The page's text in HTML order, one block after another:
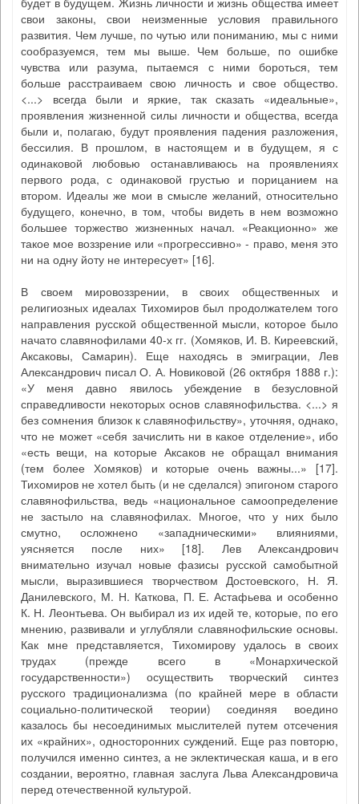
свои законы, свои неизменные условия правильного
развития. Чем лучше, по чутью или пониманию, мы с ними
сообразуемся, тем мы выше. Чем больше, по ошибке
чувства или разума, пытаемся с ними бороться, тем
больше расстраиваем свою личность и свое общество.
<...> всегда были и яркие, так сказать «идеальные»,
проявления жизненной силы личности и общества, всегда
были и, полагаю, будут проявления падения разложения,
бессилия. В прошлом, в настоящем и в будущем, я с
одинаковой любовью останавливаюсь на проявлениях
первого рода, с одинаковой грустью и порицанием на
втором. Идеалы же мои в смысле желаний, относительно
будущего, конечно, в том, чтобы видеть в нем возможно
большее торжество жизненных начал. «Реакционно» же
такое мое воззрение или «прогрессивно» - право, меня это
ни на одну йоту не интересует» [16].
В своем мировоззрении, в своих общественных и
религиозных идеалах Тихомиров был продолжателем того
направления русской общественной мысли, которое было
начато славянофилами 40-х гг. (Хомяков, И. В. Киреевский,
Аксаковы, Самарин). Еще находясь в эмиграции, Лев
Александрович писал О. А. Новиковой (26 октября 1888 г.):
«У меня давно явилось убеждение в безусловной
справедливости некоторых основ славянофильства. <...> я
без сомнения близок к славянофильству», уточняя, однако,
что не может «себя зачислить ни в какое отделение», ибо
«есть вещи, на которые Аксаков не обращал внимания
(тем более Хомяков) и которые очень важны...» [17].
Тихомиров не хотел быть (и не сделался) эпигоном старого
славянофильства, ведь «национальное самоопределение
не застыло на славянофилах. Многое, что у них было
смутно, осложнено «западническими» влияниями,
уясняется после них» [18]. Лев Александрович
внимательно изучал новые фазисы русской самобытной
мысли, выразившиеся творчеством Достоевского, Н. Я.
Данилевского, М. Н. Каткова, П. Е. Астафьева и особенно
К. Н. Леонтьева. Он выбирал из их идей те, которые, по его
мнению, развивали и углубляли славянофильские основы.
Как мне представляется, Тихомирову удалось в своих
трудах (прежде всего в «Монархической
государственности») осуществить творческий синтез
русского традиционализма (по крайней мере в области
социально-политической теории) соединяя воедино
казалось бы несоединимых мыслителей путем отсечения
их «крайних», односторонних суждений. Еще раз повторю,
получился именно синтез, а не эклектическая каша, и в его
создании, вероятно, главная заслуга Льва Александровича
перед отечественной культурой.